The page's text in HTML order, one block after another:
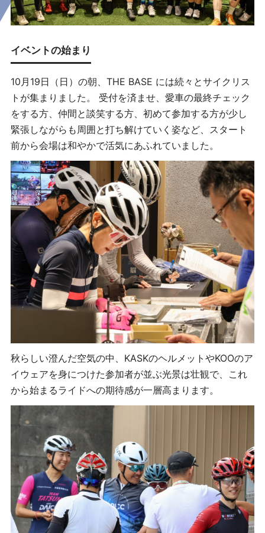
イベントの始まり
10月19日（日）の朝、THE BASE には続々とサイクリス
トが集まりました。 受付を済ませ、愛車の最終チェック
をする方、仲間と談笑する方、初めて参加する方が少し
緊張しながらも周囲と打ち解けていく姿など、スタート
前から会場は和やかで活気にあふれていました。
秋らしい澄んだ空気の中、KASKのヘルメットやKOOのア
イウェアを身につけた参加者が並ぶ光景は壮観で、これ
から始まるライドへの期待感が一層高まります。